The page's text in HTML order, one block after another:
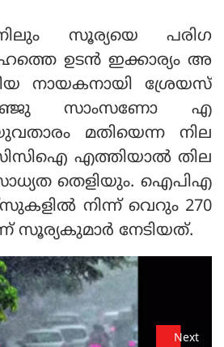
സൂര്യയെ പരിഗ
ഉടൻ ഇക്കാര്യം അ
നായകനായി ശ്രേയസ്
സാംസണോ എ
മതിയെന്ന നില
എത്തിയാൽ തില
തെളിയും. ഐപിഎ
നിന്ന് വെറും 270
സൂര്യകുമാർ നേടിയത്.
Next